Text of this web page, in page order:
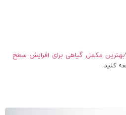
بهترین مکمل گیاهی برای افزایش سطح
کنید.